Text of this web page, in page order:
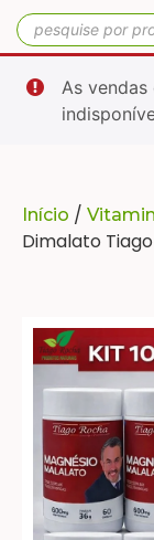
As
Início /
Dimalato